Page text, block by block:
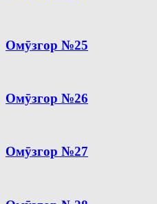
Омӯзгор №25
Омӯзгор №26
Омӯзгор №27